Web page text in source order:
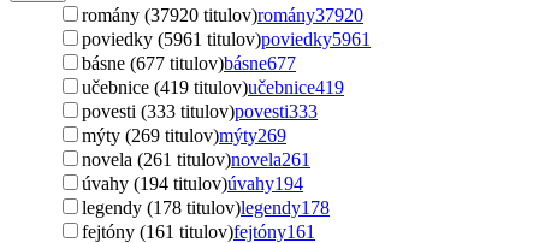
romány (37920 titulov)romány37920
poviedky (5961 titulov)poviedky5961
básne (677 titulov)básne677
učebnice (419 titulov)učebnice419
povesti (333 titulov)povesti333
mýty (269 titulov)mýty269
novela (261 titulov)novela261
úvahy (194 titulov)úvahy194
legendy (178 titulov)legendy178
fejtóny (161 titulov)fejtóny161